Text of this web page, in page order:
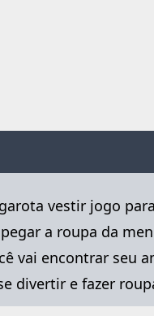
vestir jogo
a roupa da
vai encontrar seu
divertir e fazer